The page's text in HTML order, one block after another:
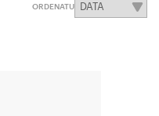
ORDENATU